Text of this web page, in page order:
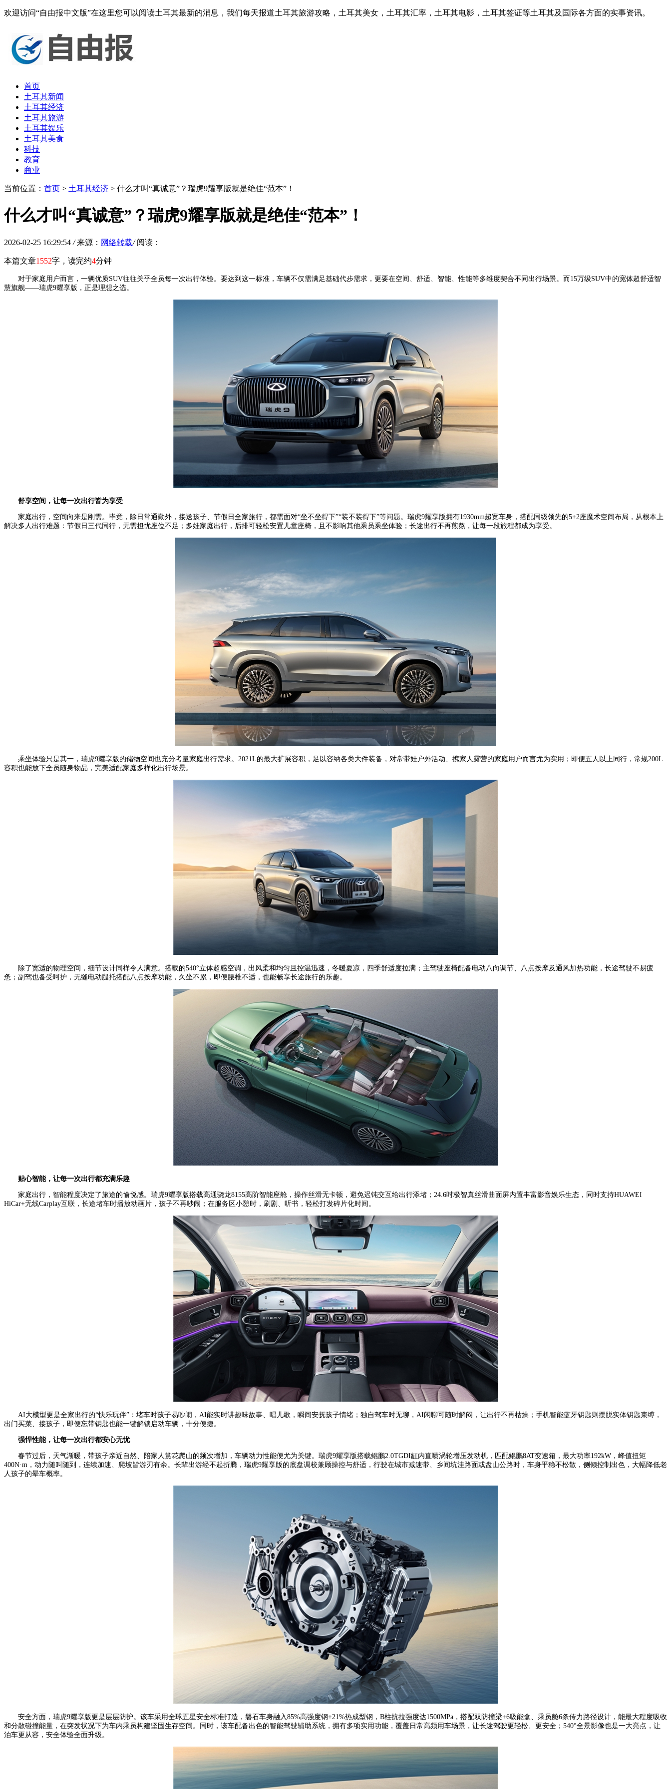
欢迎访问“自由报中文版”在这里您可以阅读土耳其最新的消息，我们每天报道土耳其旅游攻略，土耳其美女，土耳其汇率，土耳其电影，土耳其签证等土耳其及国际各方面的实事资讯。
首页
土耳其新闻
土耳其经济
土耳其旅游
土耳其娱乐
土耳其美食
科技
教育
商业
当前位置： 首页 > 土耳其经济 > 什么才叫“真诚意”？瑞虎9耀享版就是绝佳“范本”！
什么才叫“真诚意”？瑞虎9耀享版就是绝佳“范本”！
2026-02-25 16:29:54 / 来源： 网络转载/ 阅读：
本篇文章1552字，读完约4分钟
对于家庭用户而言，一辆优质SUV往往关乎全员每一次出行体验。要达到这一标准，车辆不仅需满足基础代步需求，更要在空间、舒适、智能、性能等多维度契合不同出行场景。而15万级SUV中的宽体超舒适智
慧旗舰——瑞虎9耀享版，正是理想之选。
舒享空间，让每一次出行皆为享受
家庭出行，空间向来是刚需。毕竟，除日常通勤外，接送孩子、节假日全家旅行，都需面对“坐不坐得下”“装不装得下”等问题。瑞虎9耀享版拥有1930mm超宽车身，搭配同级领先的5+2座魔术空间布局，从根本上
解决多人出行难题：节假日三代同行，无需担忧座位不足；多娃家庭出行，后排可轻松安置儿童座椅，且不影响其他乘员乘坐体验；长途出行不再煎熬，让每一段旅程都成为享受。
乘坐体验只是其一，瑞虎9耀享版的储物空间也充分考量家庭出行需求。2021L的最大扩展容积，足以容纳各类大件装备，对常带娃户外活动、携家人露营的家庭用户而言尤为实用；即便五人以上同行，常规200L
容积也能放下全员随身物品，完美适配家庭多样化出行场景。
除了宽适的物理空间，细节设计同样令人满意。搭载的540°立体超感空调，出风柔和均匀且控温迅速，冬暖夏凉，四季舒适度拉满；主驾驶座椅配备电动八向调节、八点按摩及通风加热功能，长途驾驶不易疲
惫；副驾也备受呵护，无缝电动腿托搭配八点按摩功能，久坐不累，即便腰椎不适，也能畅享长途旅行的乐趣。
贴心智能，让每一次出行都充满乐趣
家庭出行，智能程度决定了旅途的愉悦感。瑞虎9耀享版搭载高通骁龙8155高阶智能座舱，操作丝滑无卡顿，避免迟钝交互给出行添堵；24.6吋极智真丝滑曲面屏内置丰富影音娱乐生态，同时支持HUAWEI
HiCar+无线Carplay互联，长途堵车时播放动画片，孩子不再吵闹；在服务区小憩时，刷剧、听书，轻松打发碎片化时间。
AI大模型更是全家出行的“快乐玩伴”：堵车时孩子易吵闹，AI能实时讲趣味故事、唱儿歌，瞬间安抚孩子情绪；独自驾车时无聊，AI闲聊可随时解闷，让出行不再枯燥；手机智能蓝牙钥匙则摆脱实体钥匙束缚，
出门买菜、接孩子，即便忘带钥匙也能一键解锁启动车辆，十分便捷。
强悍性能，让每一次出行都安心无忧
春节过后，天气渐暖，带孩子亲近自然、陪家人赏花爬山的频次增加，车辆动力性能便尤为关键。瑞虎9耀享版搭载鲲鹏2.0TGDI缸内直喷涡轮增压发动机，匹配鲲鹏8AT变速箱，最大功率192kW，峰值扭矩
400N·m，动力随叫随到，连续加速、爬坡皆游刃有余。长辈出游经不起折腾，瑞虎9耀享版的底盘调校兼顾操控与舒适，行驶在城市减速带、乡间坑洼路面或盘山公路时，车身平稳不松散，侧倾控制出色，大幅降低老
人孩子的晕车概率。
安全方面，瑞虎9耀享版更是层层防护。该车采用全球五星安全标准打造，磐石车身融入85%高强度钢+21%热成型钢，B柱抗拉强度达1500MPa，搭配双防撞梁+6吸能盒、乘员舱6条传力路径设计，能最大程度吸收
和分散碰撞能量，在突发状况下为车内乘员构建坚固生存空间。同时，该车配备出色的智能驾驶辅助系统，拥有多项实用功能，覆盖日常高频用车场景，让长途驾驶更轻松、更安全；540°全景影像也是一大亮点，让
泊车更从容，安全体验全面升级。